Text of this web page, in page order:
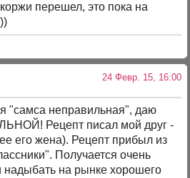
перешел, это пока на
24 Февр. 15, 16:00
"самса неправильная", даю
Рецепт писал мой друг -
его жена). Рецепт прибыл из
Получается очень
надыбать на рынке хорошего